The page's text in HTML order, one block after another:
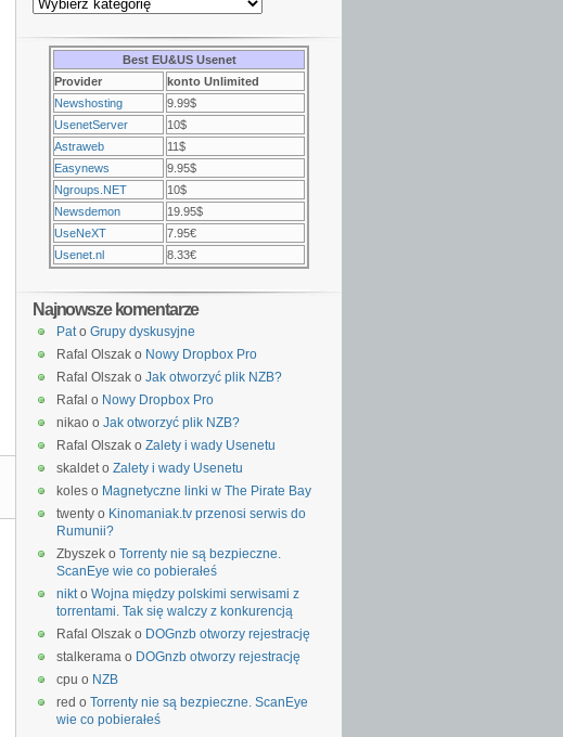
Best EU&US Usenet
Provider
konto Unlimited
Newshosting
9.99$
UsenetServer
10$
Astraweb
11$
Easynews
9.95$
Ngroups.NET
10$
Newsdemon
19.95$
UseNeXT
7.95€
Usenet.nl
8.33€
Najnowsze komentarze
Pato Grupy dyskusyjne
Rafal Olszak o Nowy Dropbox Pro
Rafal Olszak o Jak otworzyć plik NZB?
Rafal o Nowy Dropbox Pro
nikao o Jak otworzyć plik NZB?
Rafal Olszak o Zalety i wady Usenetu
skaldet o Zalety i wady Usenetu
koles o Magnetyczne linki w The Pirate Bay
twenty o Kinomaniak.tv przenosi serwis do
Rumunii?
Zbyszek o Torrenty nie są bezpieczne.
ScanEye wie co pobierałeś
nikto Wojna między polskimi serwisami z
torrentami. Tak się walczy z konkurencją
Rafal Olszak o DOGnzb otworzy rejestrację
stalkerama o DOGnzb otworzy rejestrację
cpu o NZB
red o Torrenty nie są bezpieczne. ScanEye
wie co pobierałeś